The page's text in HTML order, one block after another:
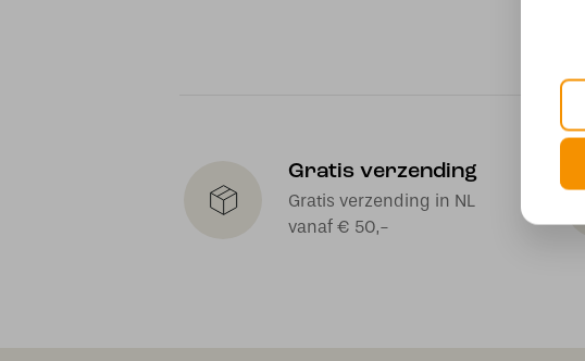
Gratis verzending
Gratis verzending in NL
vanaf € 50,-